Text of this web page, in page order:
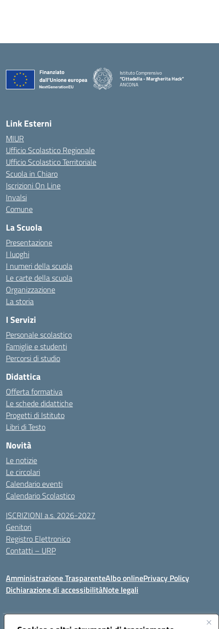
Istituto Comprensivo
“Cittadella - Margherita Hack”
ANCONA
Link Esterni
MIUR
Ufficio Scolastico Regionale
Ufficio Scolastico Territoriale
Scuola in Chiaro
Iscrizioni On Line
Invalsi
Comune
La Scuola
Presentazione
I luoghi
I numeri della scuola
Le carte della scuola
Organizzazione
La storia
I Servizi
Personale scolastico
Famiglie e studenti
Percorsi di studio
Didattica
Offerta formativa
Le schede didattiche
Progetti di Istituto
Libri di Testo
Novità
Le notizie
Le circolari
Calendario eventi
Calendario Scolastico
ISCRIZIONI a.s. 2026-2027
Genitori
Registro Elettronico
Contatti – URP
Amministrazione TrasparenteAlbo onlinePrivacy Policy
Dichiarazione di accessibilitàNote legali